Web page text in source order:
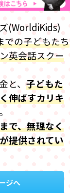
(WorldiKids)
での子どもたち
英会話スクー
と、 子どもた
伸ばすカリキ
。
で、無理なく
提供されてい
ジへ